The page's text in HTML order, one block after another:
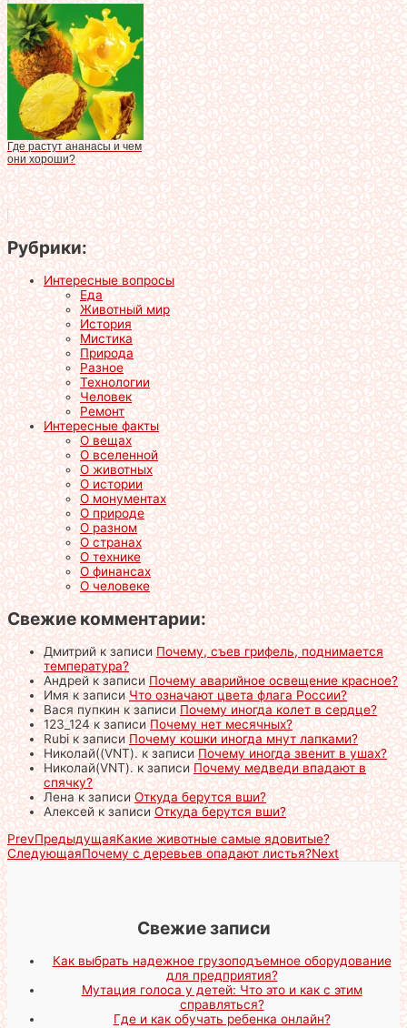
Где растут ананасы и чем
они хороши?
Рубрики:
Интересные вопросы
Еда
Животный мир
История
Мистика
Природа
Разное
Технологии
Человек
Ремонт
Интересные факты
О вещах
О вселенной
О животных
О истории
О монументах
О природе
О разном
О странах
О технике
О финансах
О человеке
Свежие комментарии:
Дмитрийк записиПочему, съев грифель, поднимается
температура?
Андрейк записиПочему аварийное освещение красное?
Имяк записиЧто означают цвета флага России?
Вася пупкинк записиПочему иногда колет в сердце?
123_124к записиПочему нет месячных?
Rubiк записиПочему кошки иногда мнут лапками?
Николай((VNT).к записиПочему иногда звенит в ушах?
Николай(VNT).к записиПочему медведи впадают в
спячку?
Ленак записиОткуда берутся вши?
Алексейк записиОткуда берутся вши?
PrevПредыдущаяКакие животные самые ядовитые?
СледующаяПочему с деревьев опадают листья?Next
Свежие записи
Как выбрать надежное грузоподъемное оборудование
для предприятия?
Мутация голоса у детей: Что это и как с этим
справляться?
Где и как обучать ребенка онлайн?